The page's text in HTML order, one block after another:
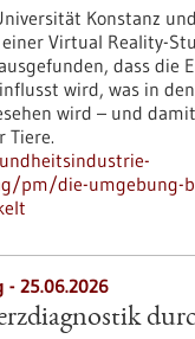
Konstanz
Virtual Reality-
dass die
wird, was in
wird – und
Tiere.
pm/die-umgebung-
25.06.2026